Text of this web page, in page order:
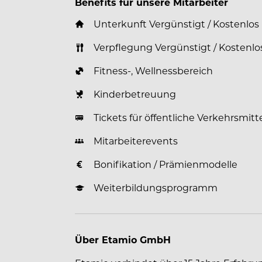
Unterkunft Vergünstigt / Kostenlos
Verpflegung Vergünstigt /
Fitness-, Wellnessbereich
Kinderbetreuung
Tickets für öffentliche
Mitarbeiterevents
Bonifikation / Prämienmodelle
Weiterbildungsprogramm
Über Etamio GmbH